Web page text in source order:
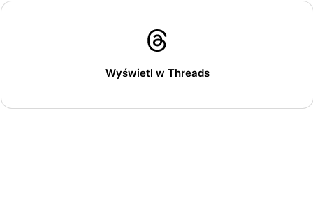
Wyświetl w Threads